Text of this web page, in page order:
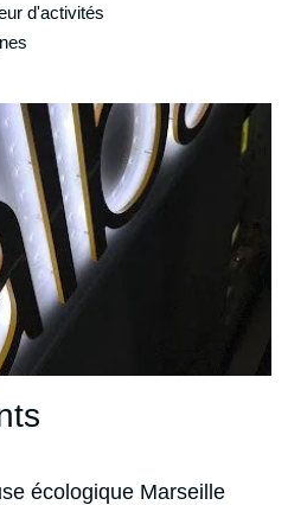
d'activités
écologique Marseille